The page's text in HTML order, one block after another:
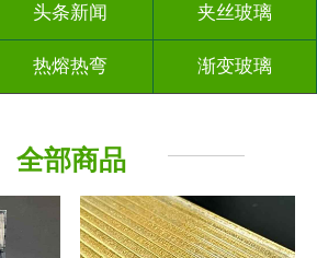
头条新闻 夹丝玻璃
热熔热弯 渐变玻璃
全部商品